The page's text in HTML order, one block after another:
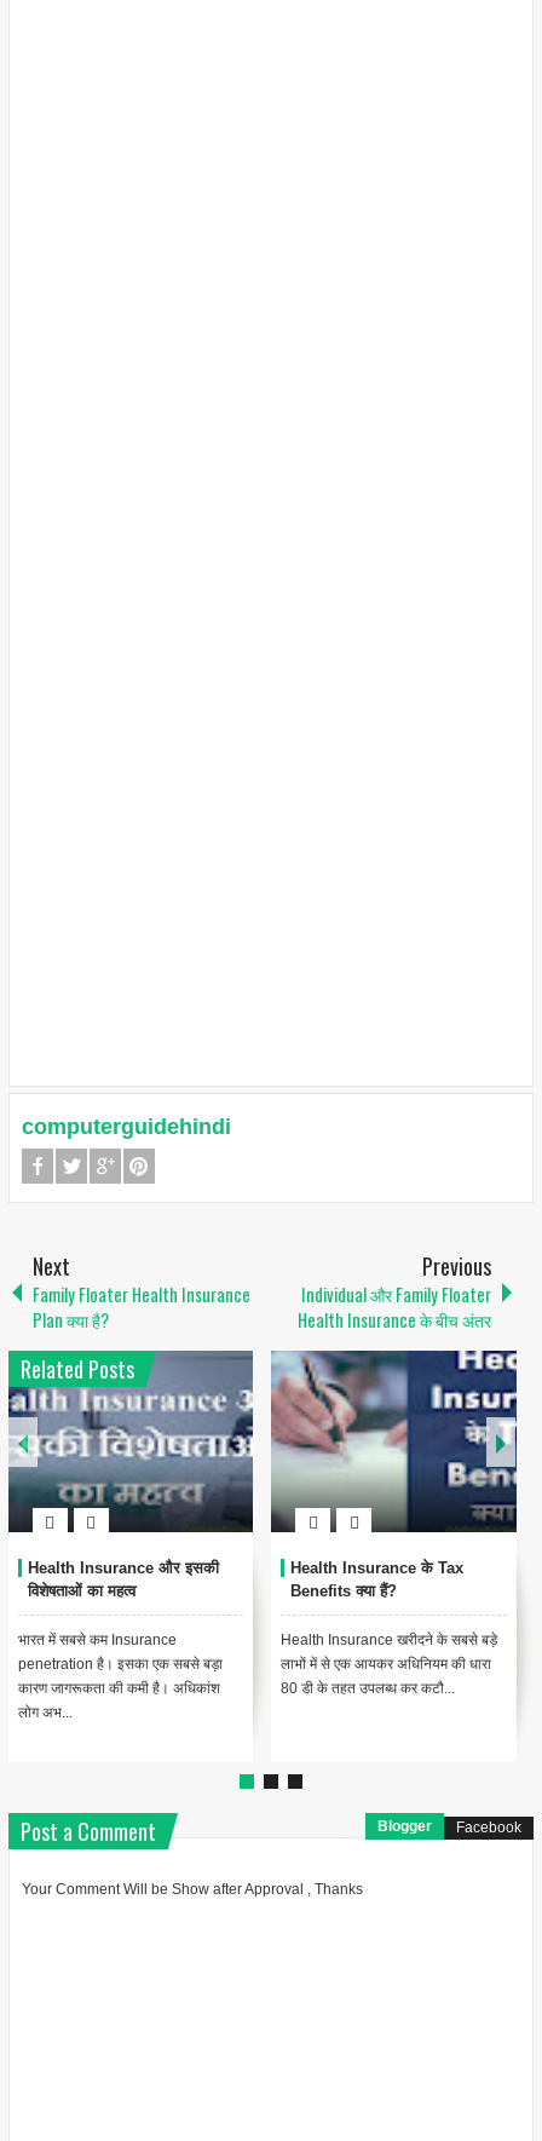
computerguidehindi
Next
Family Floater Health Insurance
Plan क्या है?
Previous
Individual और Family Floater
Health Insurance के बीच अंतर
Related Posts
Health Insurance और इसकी
विशेषताओं का महत्व
भारत में सबसे कम Insurance
penetration है। इसका एक सबसे बड़ा
कारण जागरूकता की कमी है। अधिकांश
लोग अभ...
Health Insurance के Tax
Benefits क्या हैं?
Health Insurance खरीदने के सबसे बड़े
लाभों में से एक आयकर अधिनियम की धारा
80 डी के तहत उपलब्ध कर कटौ...
Post a Comment Blogger Facebook
Your Comment Will be Show after Approval , Thanks